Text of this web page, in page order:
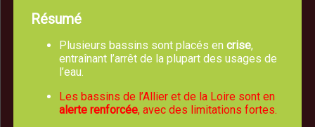
Horaires d'Ouverture
Lundi, mercredi, jeudi et vendredi :
8h00 - 12h30
Résumé
Plusieurs bassins sont placés en crise,
entraînant l’arrêt de la plupart des usages de
l’eau.
Les bassins de l’Allier et de la Loire sont en
alerte renforcée, avec des limitations fortes.